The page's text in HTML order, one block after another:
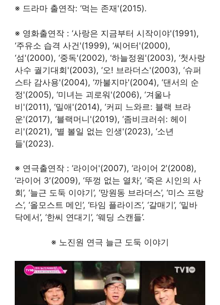
※ 드라마 출연작: ‘먹는 존재'(2015).
※ 영화출연작 : ‘사랑은 지금부터 시작이야'(1991),
‘주유소 습격 사건'(1999), ‘씨어터'(2000),
‘섬'(2000), ‘중독'(2002), ‘하늘정원'(2003), ‘첫사랑
사수 궐기대회'(2003), ‘오! 브라더스'(2003), ‘슈퍼
스타 감사용'(2004), ‘까불지마'(2004), ‘댄서의 순
정'(2005), ‘미녀는 괴로워'(2006), ‘겨울나
비'(2011), ‘밀애'(2014), ‘커피 느와르: 블랙 브라
운'(2017), ‘블랙머니'(2019), ‘좀비크러쉬: 헤이
리'(2021), ‘별 볼일 없는 인생'(2023), ‘소년
들'(2023).
※ 연극출연작 : ‘라이어'(2007), ‘라이어 2′(2008),
‘라이어 3′(2009), ‘뚜껑 없는 열차’, ‘죽은 시인의 사
회’, ‘늘근 도둑 이야기’, ‘망원동 브라더스’, ‘미스 프랑
스’, ‘올모스트 메인’, ‘타임 플라이즈’, ‘갈매기’, ‘밑바
닥에서’, ‘한씨 연대기’, ‘웨딩 스캔들’.
※ 노진원 연극 늘근 도둑 이야기